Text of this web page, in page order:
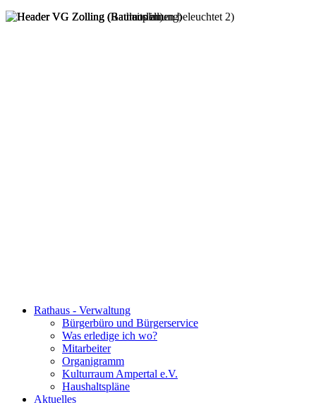
Rathaus - Verwaltung
Bürgerbüro und Bürgerservice
Was erledige ich wo?
Mitarbeiter
Organigramm
Kulturraum Ampertal e.V.
Haushaltspläne
Aktuelles